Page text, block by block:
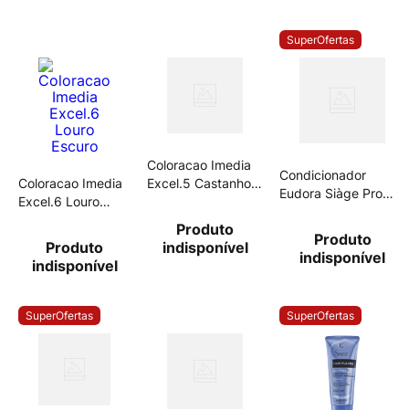
Coloracao Imedia
Excel.6 Louro
Produto
indisponível
Coloracao Imedia
Excel.5 Castanho
Produto
indisponível
SuperOfertas
Condicionador
Eudora Siàge Pro
Produto
indisponível
SuperOfertas SuperOfertas